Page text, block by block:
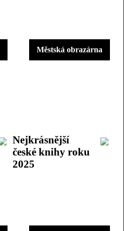
Městská obrazárna
Nejkrásnější
české knihy roku
2025